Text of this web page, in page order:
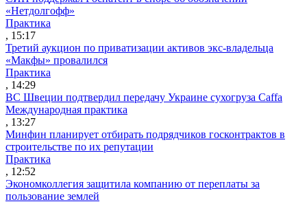
«Нетдолгофф»
Практика
, 15:17
Третий аукцион по приватизации активов экс-владельца
«Макфы» провалился
Практика
, 14:29
ВС Швеции подтвердил передачу Украине сухогруза Caffa
Международная практика
, 13:27
Минфин планирует отбирать подрядчиков госконтрактов в
строительстве по их репутации
Практика
, 12:52
Экономколлегия защитила компанию от переплаты за
пользование землей